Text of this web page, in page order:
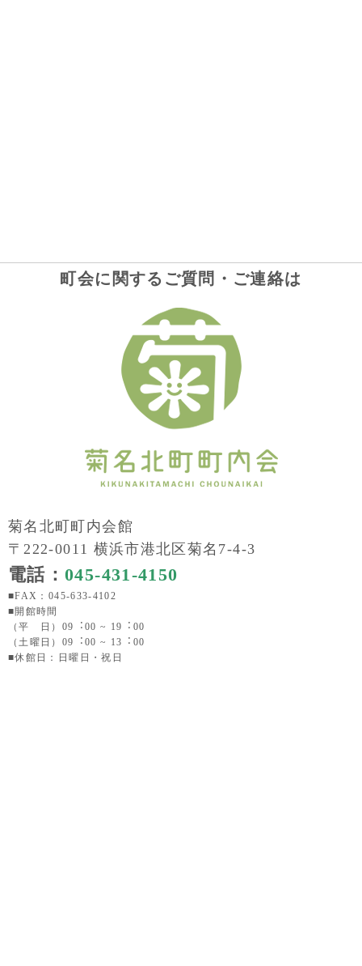
町会に関するご質問・ご連絡は
菊名北町町内会館
〒222-0011 横浜市港北区菊名7-4-3
電話：045-431-4150
■FAX：045-633-4102
■開館時間
（平 日）09︓00 ~ 19︓00
（土曜日）09︓00 ~ 13︓00
■休館日：日曜日・祝日